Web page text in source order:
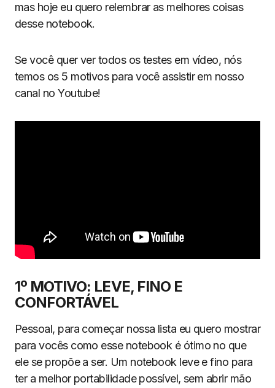
mas hoje eu quero relembrar as melhores coisas
desse notebook.
Se você quer ver todos os testes em vídeo, nós
temos os 5 motivos para você assistir em nosso
canal no Youtube!
1º MOTIVO: LEVE, FINO E
CONFORTÁVEL
Pessoal, para começar nossa lista eu quero mostrar
para vocês como esse notebook é ótimo no que
ele se propõe a ser. Um notebook leve e fino para
ter a melhor portabilidade possível, sem abrir mão